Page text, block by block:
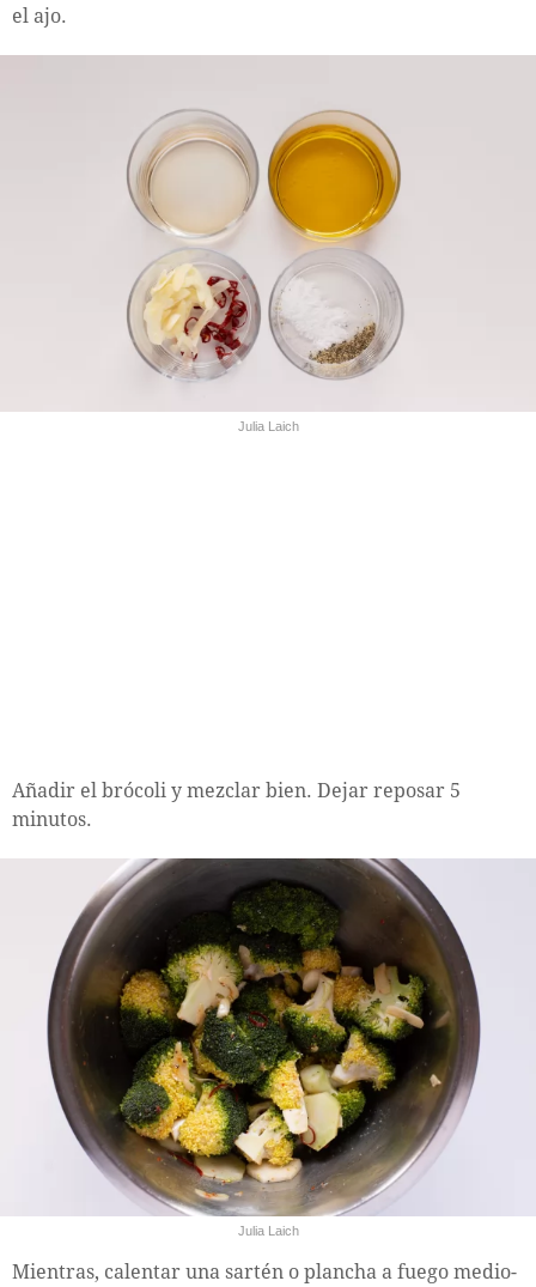
el ajo.
Julia Laich
Añadir el brócoli y mezclar bien. Dejar reposar 5
minutos.
Julia Laich
Mientras, calentar una sartén o plancha a fuego medio-